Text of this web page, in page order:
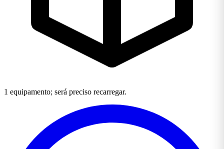
1 equipamento; será preciso recarregar.